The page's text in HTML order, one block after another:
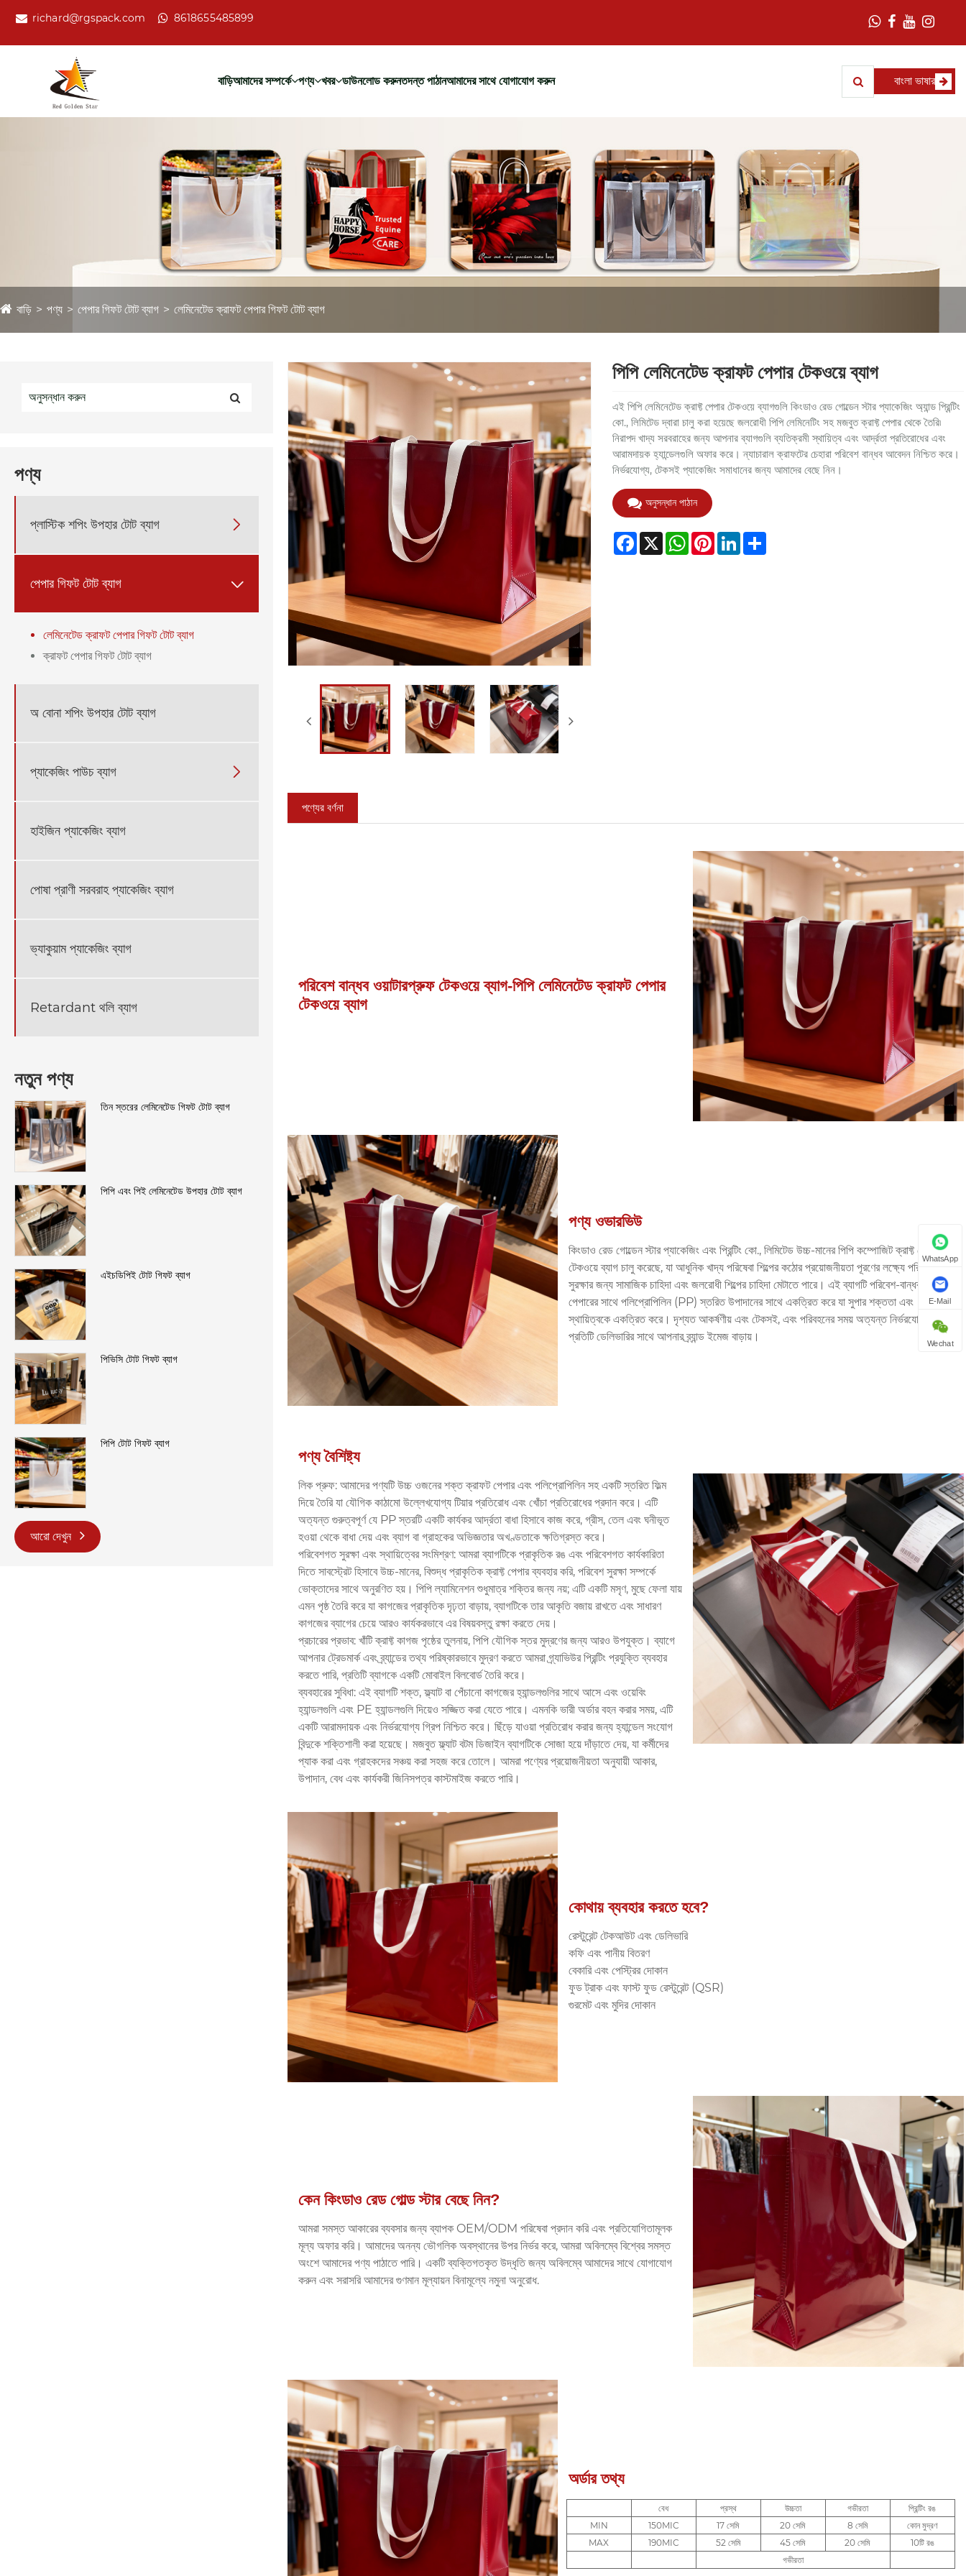
richard@rgspack.com 8618655485899
বাড়িআমাদের সম্পর্কে পণ্য খবর ডাউনলোড করুনতদন্ত পাঠানআমাদের সাথে যোগাযোগ করুন বাংলা ভাষার
বাড়ি পণ্য পেপার গিফট টোট ব্যাগ লেমিনেটেড ক্রাফট পেপার গিফট টোট ব্যাগ
পণ্য
প্লাস্টিক শপিং উপহার টোট ব্যাগ 
পেপার গিফট টোট ব্যাগ 
লেমিনেটেড ক্রাফট পেপার গিফট টোট ব্যাগ
ক্রাফট পেপার গিফট টোট ব্যাগ
অ বোনা শপিং উপহার টোট ব্যাগ
প্যাকেজিং পাউচ ব্যাগ 
হাইজিন প্যাকেজিং ব্যাগ
পোষা প্রাণী সরবরাহ প্যাকেজিং ব্যাগ
ভ্যাকুয়াম প্যাকেজিং ব্যাগ
Retardant থলি ব্যাগ
নতুন পণ্য
তিন স্তরের লেমিনেটেড গিফট টোট ব্যাগ
পিপি এবং পিই লেমিনেটেড উপহার টোট ব্যাগ
এইচডিপিই টোট গিফট ব্যাগ
পিভিসি টোট গিফট ব্যাগ
পিপি টোট গিফট ব্যাগ
আরো দেখুন
পিপি লেমিনেটেড ক্রাফট পেপার টেকওয়ে ব্যাগ
এই পিপি লেমিনেটেড ক্রাফ্ট পেপার টেকওয়ে ব্যাগগুলি কিংডাও রেড গোল্ডেন স্টার প্যাকেজিং অ্যান্ড প্রিন্টিং
কো., লিমিটেড দ্বারা চালু করা হয়েছে জলরোধী পিপি লেমিনেটিং সহ মজবুত ক্রাফ্ট পেপার থেকে তৈরি৷
নিরাপদ খাদ্য সরবরাহের জন্য আপনার ব্যাগগুলি ব্যতিক্রমী স্থায়িত্ব এবং আর্দ্রতা প্রতিরোধের এবং
আরামদায়ক হ্যান্ডেলগুলি অফার করে। ন্যাচারাল ক্রাফটের চেহারা পরিবেশ বান্ধব আবেদন নিশ্চিত করে।
নির্ভরযোগ্য, টেকসই প্যাকেজিং সমাধানের জন্য আমাদের বেছে নিন।
অনুসন্ধান পাঠান
Facebook
X WhatsApp
PinterestLinkedIn
Share
পণ্যের বর্ণনা
পরিবেশ বান্ধব ওয়াটারপ্রুফ টেকওয়ে ব্যাগ-পিপি লেমিনেটেড ক্রাফট পেপার
টেকওয়ে ব্যাগ
পণ্য ওভারভিউ
কিংডাও রেড গোল্ডেন স্টার প্যাকেজিং এবং প্রিন্টিং কো., লিমিটেড উচ্চ-মানের পিপি কম্পোজিট ক্রাফ্ট পেপার
টেকওয়ে ব্যাগ চালু করেছে, যা আধুনিক খাদ্য পরিষেবা শিল্পের কঠোর প্রয়োজনীয়তা পূরণের লক্ষ্যে পরিবেশ
সুরক্ষার জন্য সামাজিক চাহিদা এবং জলরোধী শিল্পের চাহিদা মেটাতে পারে। এই ব্যাগটি পরিবেশ-বান্ধব ক্রাফ্ট
পেপারের সাথে পলিপ্রোপিলিন (PP) স্তরিত উপাদানের সাথে একত্রিত করে যা সুপার শক্ততা এবং
স্থায়িত্বকে একত্রিত করে। দৃশ্যত আকর্ষণীয় এবং টেকসই, এবং পরিবহনের সময় অত্যন্ত নির্ভরযোগ্য,
প্রতিটি ডেলিভারির সাথে আপনার ব্র্যান্ড ইমেজ বাড়ায়।
পণ্য বৈশিষ্ট্য
লিক প্রুফ: আমাদের পণ্যটি উচ্চ ওজনের শক্ত ক্রাফট পেপার এবং পলিপ্রোপিলিন সহ একটি স্তরিত ফিল্ম
দিয়ে তৈরি যা যৌগিক কাঠামো উল্লেখযোগ্য টিয়ার প্রতিরোধ এবং খোঁচা প্রতিরোধের প্রদান করে। এটি
অত্যন্ত গুরুত্বপূর্ণ যে PP স্তরটি একটি কার্যকর আর্দ্রতা বাধা হিসাবে কাজ করে, গ্রীস, তেল এবং ঘনীভূত
হওয়া থেকে বাধা দেয় এবং ব্যাগ বা গ্রাহকের অভিজ্ঞতার অখণ্ডতাকে ক্ষতিগ্রস্ত করে।
পরিবেশগত সুরক্ষা এবং স্থায়িত্বের সংমিশ্রণ: আমরা ব্যাগটিকে প্রাকৃতিক রঙ এবং পরিবেশগত কার্যকারিতা
দিতে সাবস্ট্রেট হিসাবে উচ্চ-মানের, বিশুদ্ধ প্রাকৃতিক ক্রাফ্ট পেপার ব্যবহার করি, পরিবেশ সুরক্ষা সম্পর্কে
ভোক্তাদের সাথে অনুরণিত হয়। পিপি ল্যামিনেশন শুধুমাত্র শক্তির জন্য নয়; এটি একটি মসৃণ, মুছে ফেলা যায়
এমন পৃষ্ঠ তৈরি করে যা কাগজের প্রাকৃতিক দৃঢ়তা বাড়ায়, ব্যাগটিকে তার আকৃতি বজায় রাখতে এবং সাধারণ
কাগজের ব্যাগের চেয়ে আরও কার্যকরভাবে এর বিষয়বস্তু রক্ষা করতে দেয়।
প্রচারের প্রভাব: খাঁটি ক্রাফ্ট কাগজ পৃষ্ঠের তুলনায়, পিপি যৌগিক স্তর মুদ্রণের জন্য আরও উপযুক্ত। ব্যাগে
আপনার ট্রেডমার্ক এবং ব্র্যান্ডের তথ্য পরিষ্কারভাবে মুদ্রণ করতে আমরা গ্র্যাভিউর প্রিন্টিং প্রযুক্তি ব্যবহার
করতে পারি, প্রতিটি ব্যাগকে একটি মোবাইল বিলবোর্ড তৈরি করে।
ব্যবহারের সুবিধা: এই ব্যাগটি শক্ত, ফ্ল্যাট বা পেঁচানো কাগজের হ্যান্ডলগুলির সাথে আসে এবং ওয়েবিং
হ্যান্ডলগুলি এবং PE হ্যান্ডলগুলি দিয়েও সজ্জিত করা যেতে পারে। এমনকি ভারী অর্ডার বহন করার সময়, এটি
একটি আরামদায়ক এবং নির্ভরযোগ্য গ্রিপ নিশ্চিত করে। ছিঁড়ে যাওয়া প্রতিরোধ করার জন্য হ্যান্ডেল সংযোগ
বিন্দুকে শক্তিশালী করা হয়েছে। মজবুত ফ্ল্যাট বটম ডিজাইন ব্যাগটিকে সোজা হয়ে দাঁড়াতে দেয়, যা কর্মীদের
প্যাক করা এবং গ্রাহকদের সঞ্চয় করা সহজ করে তোলে। আমরা পণ্যের প্রয়োজনীয়তা অনুযায়ী আকার,
উপাদান, বেধ এবং কার্যকরী জিনিসপত্র কাস্টমাইজ করতে পারি।
কোথায় ব্যবহার করতে হবে?
রেস্টুরেন্ট টেকআউট এবং ডেলিভারি
কফি এবং পানীয় বিতরণ
বেকারি এবং পেস্ট্রির দোকান
ফুড ট্রাক এবং ফাস্ট ফুড রেস্টুরেন্ট (QSR)
গুরমেট এবং মুদির দোকান
কেন কিংডাও রেড গোল্ড স্টার বেছে নিন?
আমরা সমস্ত আকারের ব্যবসার জন্য ব্যাপক OEM/ODM পরিষেবা প্রদান করি এবং প্রতিযোগিতামূলক
মূল্য অফার করি। আমাদের অনন্য ভৌগলিক অবস্থানের উপর নির্ভর করে, আমরা অবিলম্বে বিশ্বের সমস্ত
অংশে আমাদের পণ্য পাঠাতে পারি। একটি ব্যক্তিগতকৃত উদ্ধৃতি জন্য অবিলম্বে আমাদের সাথে যোগাযোগ
করুন এবং সরাসরি আমাদের গুণমান মূল্যায়ন বিনামূল্যে নমুনা অনুরোধ.
অর্ডার তথ্য
বেধ প্রস্থ উচ্চতা গভীরতা
প্রিন্টিং রঙ
MIN
150MIC 17 সেমি 20 সেমি 8 সেমি
কোন মুদ্রণ
MAX
190MIC 52 সেমি 45 সেমি 20 সেমি
10টি রঙ
গভীরতা
WhatsApp
E-Mail
Wechat